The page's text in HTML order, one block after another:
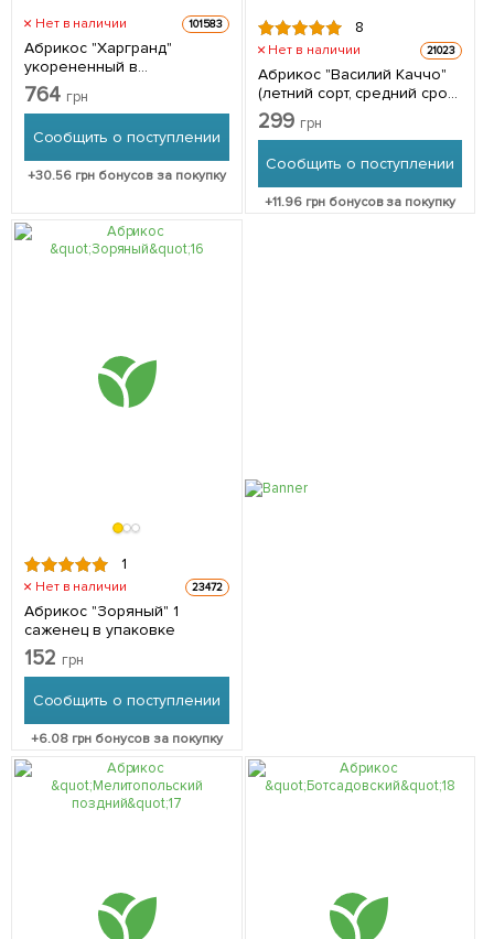
Нет в наличии 101583
Абрикос "Харгранд"
укорененный в
контейнере (саженец 2
года) 1 саженец в упаковке
764 грн
Сообщить о поступлении
+30.56грн бонусов за покупку
8
Нет в наличии 21023
Абрикос "Василий Каччо"
(летний сорт, средний срок
созревания) 1 саженец в
упаковке
299 грн
Сообщить о поступлении
+11.96грн бонусов за покупку
1
Нет в наличии 23472
Абрикос "Зоряный" 1
саженец в упаковке
152 грн
Сообщить о поступлении
+6.08 грн бонусов за покупку